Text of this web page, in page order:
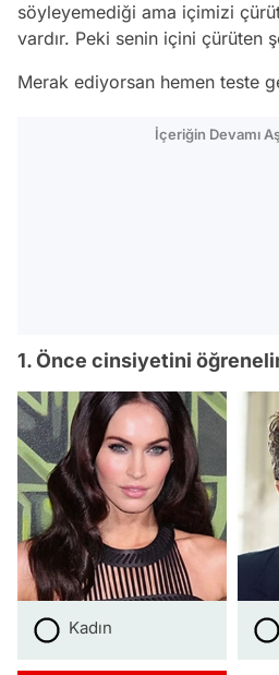
söyleyemediği ama içimizi
vardır. Peki senin içini çürüten
Merak ediyorsan hemen teste
İçeriğin Devamı
1. Önce cinsiyetini
Kadın